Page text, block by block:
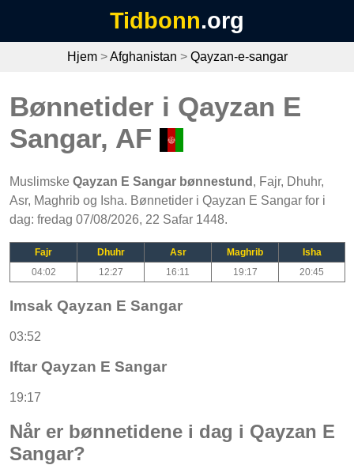
Tidbonn.org
Hjem>Afghanistan > Qayzan-e-sangar
Bønnetider i Qayzan E
Sangar, AF
Muslimske Qayzan E Sangar bønnestund , Fajr, Dhuhr,
Asr, Maghrib og Isha. Bønnetider i Qayzan E Sangar for i
dag: fredag 07/08/2026, 22 Safar 1448.
Fajr Dhuhr Asr Maghrib
Isha
04:02
12:27 16:11 19:17 20:45
Imsak Qayzan E Sangar
03:52
Iftar Qayzan E Sangar
19:17
Når er bønnetidene i dag i Qayzan E
Sangar?